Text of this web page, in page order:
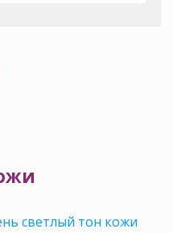
светлый тон кожи